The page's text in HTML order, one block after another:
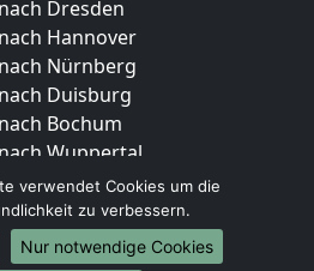
Dresden
Hannover
Nürnberg
Duisburg
Bochum
Wuppertal
Bielefeld
Bonn
Münster
verwendet Cookies um die
zu verbessern.
Nur notwendige Cookies